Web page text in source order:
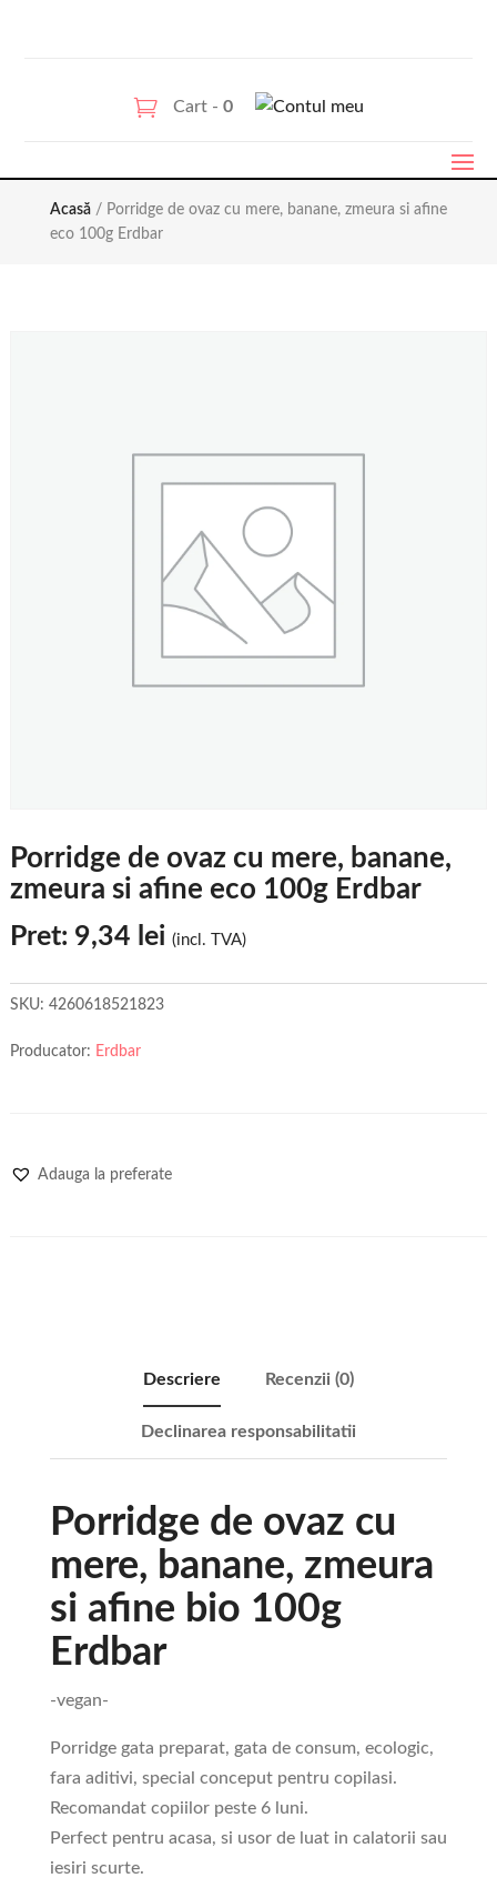
Cart - 0
Acasă/ Porridge de ovaz cu mere, banane, zmeura si afine
eco 100g Erdbar
Porridge de ovaz cu mere, banane,
zmeura si afine eco 100g Erdbar
Pret: 9,34 lei (incl. TVA)
SKU: 4260618521823
Producator: Erdbar
Adauga la preferate
Descriere Recenzii (0)
Declinarea responsabilitatii
Porridge de ovaz cu
mere, banane, zmeura
si afine bio 100g
Erdbar
-vegan-
Porridge gata preparat, gata de consum, ecologic,
fara aditivi, special conceput pentru copilasi.
Recomandat copiilor peste 6 luni.
Perfect pentru acasa, si usor de luat in calatorii sau
iesiri scurte.